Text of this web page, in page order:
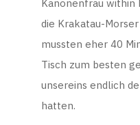
Kanonenfrau within
die Krakatau-
mussten eher 40
Tisch zum besten
unsereins endlich
hatten.